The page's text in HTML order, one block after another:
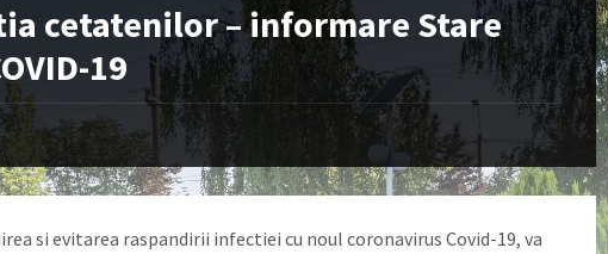
cetatenilor – informare Stare
19
si evitarea raspandirii infectiei cu noul coronavirus Covid-19, va